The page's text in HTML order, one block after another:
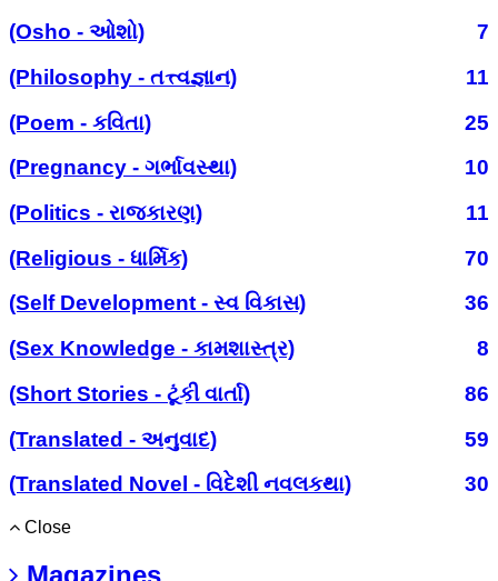
(Osho - ઓશો)
7
(Philosophy - તત્ત્વજ્ઞાન)
11
(Poem - કવિતા)
25
(Pregnancy - ગર્ભાવસ્થા)
10
(Politics - રાજકારણ)
11
(Religious - ધાર્મિક)
70
(Self Development - સ્વ વિકાસ)
36
(Sex Knowledge - કામશાસ્ત્ર)
8
(Short Stories - ટૂંકી વાર્તા)
86
(Translated - અનુવાદ)
59
(Translated Novel - વિદેશી નવલકથા)
30
Close
Magazines